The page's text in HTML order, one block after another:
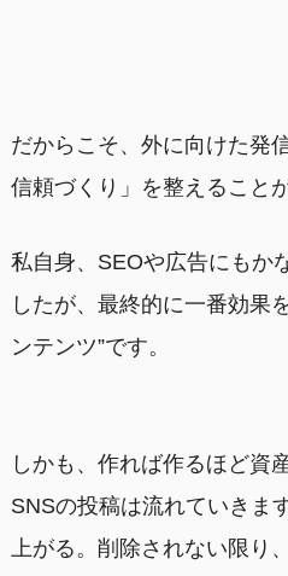
だからこそ、外に向けた発
信頼づくり」を整えること
私自身、SEOや広告にもか
したが、最終的に一番効果
ンテンツ”です。
しかも、作れば作るほど資
SNSの投稿は流れていきま
上がる。削除されない限り